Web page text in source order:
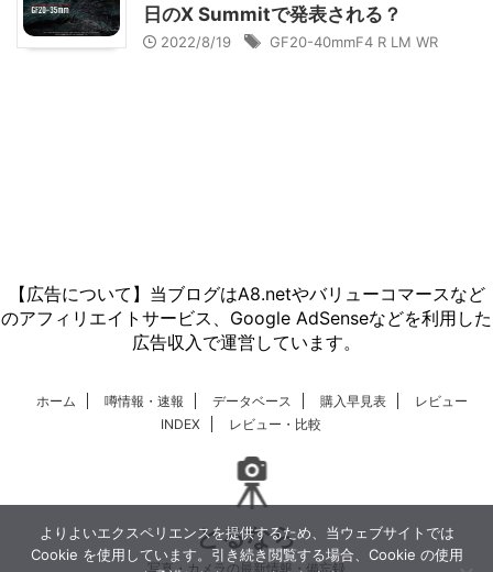
日のX Summitで発表される？
2022/8/19 GF20-40mmF4 R LM WR
【広告について】当ブログはA8.netやバリューコマースなど
のアフィリエイトサービス、Google AdSenseなどを利用した
広告収入で運営しています。
ホーム 噂情報・速報 データベース 購入早見表
レビュー
INDEX
レビュー・比較
とるなら
写真・カメラの最新情報・備忘録
よりよいエクスペリエンスを提供するため、当ウェブサイトでは
Cookie を使用しています。引き続き閲覧する場合、Cookie の使用